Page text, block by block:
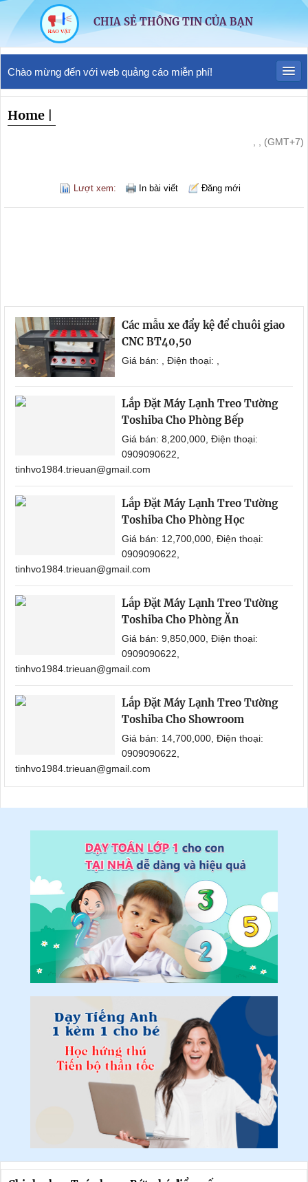
CHIA SẺ THÔNG TIN CỦA BẠN
Chào mừng đến với web quảng cáo miễn phí!
Home
, , (GMT+7)
Lượt xem: In bài viết Đăng mới
Các mẫu xe đẩy kệ để chuôi giao
CNC BT40,50
Giá bán: , Điện thoại: ,
Lắp Đặt Máy Lạnh Treo Tường
Toshiba Cho Phòng Bếp
Giá bán: 8,200,000, Điện thoại:
0909090622,
tinhvo1984.trieuan@gmail.com
Lắp Đặt Máy Lạnh Treo Tường
Toshiba Cho Phòng Học
Giá bán: 12,700,000, Điện thoại:
0909090622,
tinhvo1984.trieuan@gmail.com
Lắp Đặt Máy Lạnh Treo Tường
Toshiba Cho Phòng Ăn
Giá bán: 9,850,000, Điện thoại:
0909090622,
tinhvo1984.trieuan@gmail.com
Lắp Đặt Máy Lạnh Treo Tường
Toshiba Cho Showroom
Giá bán: 14,700,000, Điện thoại:
0909090622,
tinhvo1984.trieuan@gmail.com